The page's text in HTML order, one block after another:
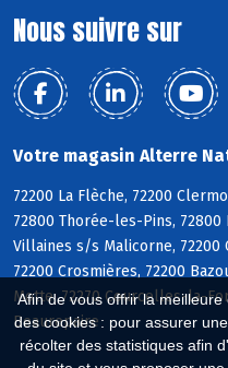
Afin de vous offrir la
des cookies : pour assurer
récolter des statistiques afin
Nous suivre sur
Votre magasin Alterre
72200 La Flèche, 72200
72800 Thorée-les-Pins, 72800
Villaines s/s Malicorne, 72200
72200 Crosmières, 72200
Motte, 72270 Courcelles-la-
Beaurepaire